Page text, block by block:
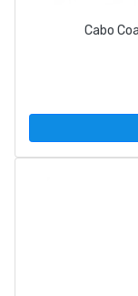
Cabo